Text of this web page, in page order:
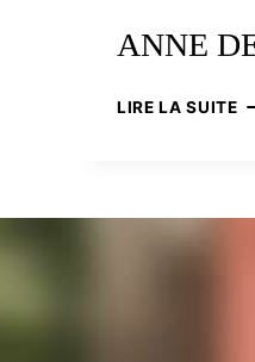
ANNE
LIRE LA SUITE